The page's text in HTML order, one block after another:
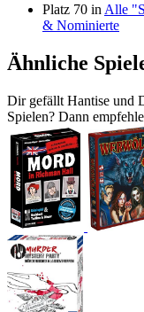
Platz 70 inAlle
& Nominierte
Ähnliche
Dir gefällt Hantise und
Spielen? Dann